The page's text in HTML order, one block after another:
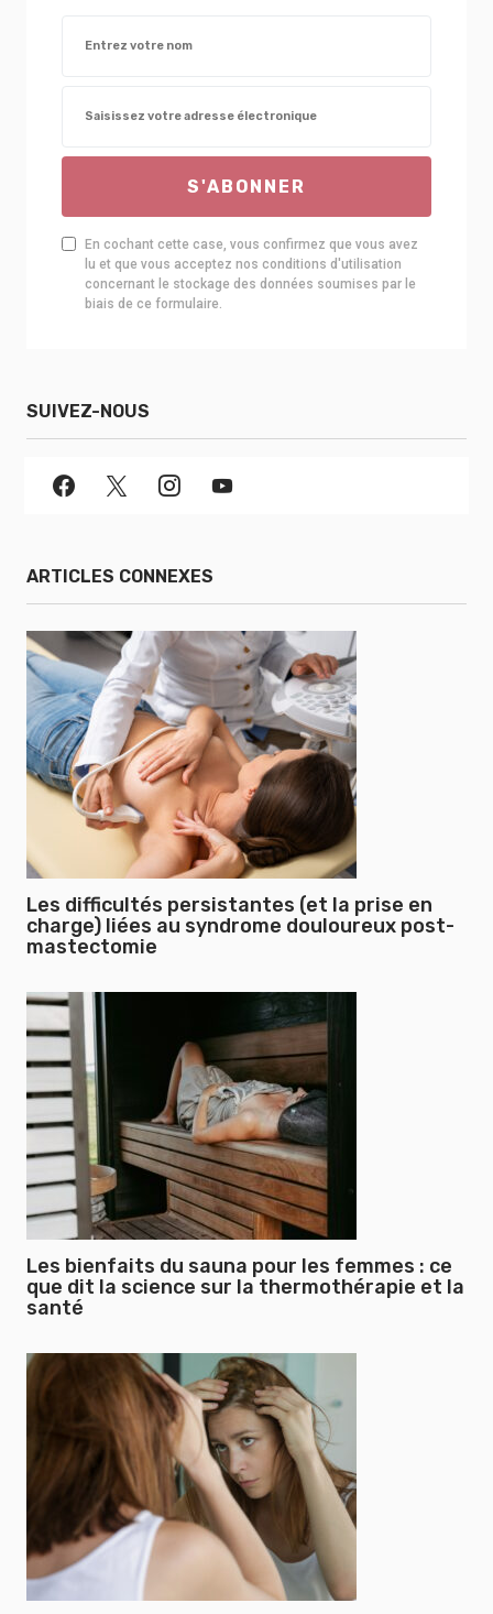
S'ABONNER
En cochant cette case, vous confirmez que vous avez
lu et que vous acceptez nos conditions d'utilisation
concernant le stockage des données soumises par le
biais de ce formulaire.
SUIVEZ-NOUS
ARTICLES CONNEXES
Les difficultés persistantes (et la prise en
charge) liées au syndrome douloureux post-
mastectomie
Les bienfaits du sauna pour les femmes : ce
que dit la science sur la thermothérapie et la
santé